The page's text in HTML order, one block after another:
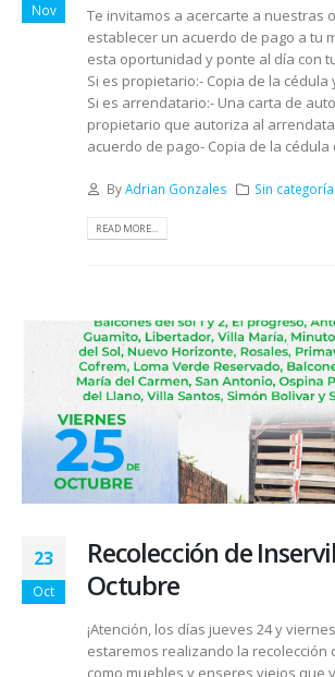
Nov
Te invitamos a acercarte a nuestras
establecer un acuerdo de pago a tu
esta oportunidad y ponte al día con
Si es propietario:- Copia de la cédula
Si es arrendatario:- Una carta de
propietario que autoriza al
acuerdo de pago- Copia de la cédula
ByAdrian Gonzales Sin categoría
READ MORE...
23
Oct
Recolección de
Octubre
¡Atención, los días jueves 24 y
estaremos realizando la recolección
como muebles y enseres viejos que